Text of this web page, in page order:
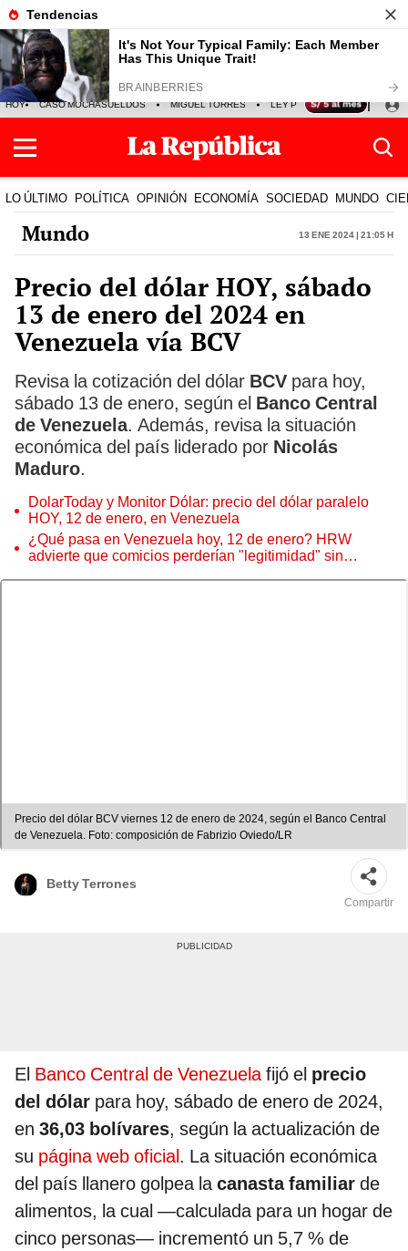
HOY CASO MOCHASUELDOS MIGUEL TORRES LEY PULPÍN PRECIO DEL
LO ÚLTIMO POLÍTICA OPINIÓN ECONOMÍA SOCIEDAD MUNDO
Mundo 13 Ene 2024 | 21:05 h
Precio del dólar HOY, sábado
13 de enero del 2024 en
Venezuela vía BCV
Revisa la cotización del dólar BCV para hoy,
sábado 13 de enero, según el Banco Central
de Venezuela. Además, revisa la situación
económica del país liderado por Nicolás
Maduro.
DolarToday y Monitor Dólar: precio del dólar paralelo
HOY, 12 de enero, en Venezuela
¿Qué pasa en Venezuela hoy, 12 de enero? HRW
advierte que comicios perderían "legitimidad" sin
Precio del dólar BCV viernes 12 de enero de 2024, según el Banco Central
de Venezuela. Foto: composición de Fabrizio Oviedo/LR
Betty Terrones
Compartir
El Banco Central de Venezuelafijó el precio
del dólar para hoy, sábado de enero de 2024,
en 36,03 bolívares, según la actualización de
su página web oficial. La situación económica
del país llanero golpea lacanasta familiar de
alimentos, la cual —calculada para un hogar de
cinco personas— incrementó un 5,7 % de